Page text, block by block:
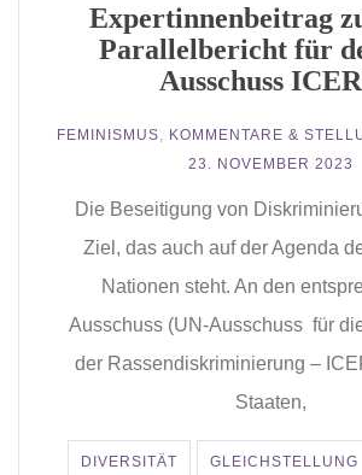
Expertinnenbeitrag
Parallelbericht für
Ausschuss
FEMINISMUS
KOMMENTARE &
23. NOVEMBER 2023
Die Beseitigung von
Ziel, das auch auf der Agenda
Nationen steht. An den
Ausschuss (UN-Ausschuss für
der Rassendiskriminierung –
Staaten,
DIVERSITÄT GLEICHSTELLUNG